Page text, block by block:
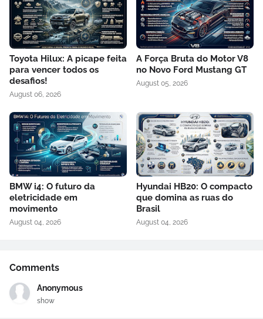
Toyota Hilux: A picape feita
para vencer todos os
desafios!
August 06, 2026
A Força Bruta do Motor V8
no Novo Ford Mustang GT
August 05, 2026
BMW i4: O futuro da
eletricidade em
movimento
August 04, 2026
Hyundai HB20: O compacto
que domina as ruas do
Brasil
August 04, 2026
Comments
Anonymous
show